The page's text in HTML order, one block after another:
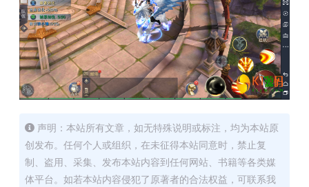
声明：本站所有文章，如无特殊说明或标注，均为本站原
创发布。任何个人或组织，在未征得本站同意时，禁止复
制、盗用、采集、发布本站内容到任何网站、书籍等各类媒
体平台。如若本站内容侵犯了原著者的合法权益，可联系我